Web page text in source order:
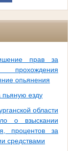
прав за
опьянения
езду
области
о взыскании
процентов за
средствами